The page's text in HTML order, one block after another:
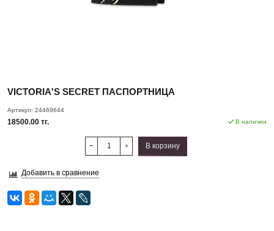
VICTORIA'S SECRET ПАСПОРТНИЦА
Артикул: 24469644
18500.00 тг. В наличии
В корзину
Добавить в сравнение